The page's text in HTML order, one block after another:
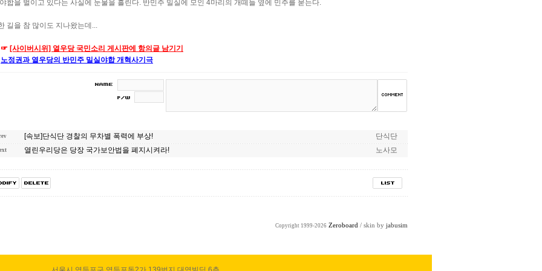
합을 벌이고 있다는 사실에 눈물을 흘린다. 반민주 밀실에 모인 4마리의 개떼들 옆에 민주를 묻는다.
길을 참 많이도 지나왔는데...
☞ [사이버시위] 열우당 국민소리 게시판에 항의글 남기기
노정권과 열우당의 반민주 밀실야합 개혁사기극
[속보]단식단 경찰의 무차별 폭력에 부상! 단식단
열린우리당은 당장 국가보안법을 폐지시켜라! 노사모
Copyright 1999-2026 Zeroboard / skin by jabusim